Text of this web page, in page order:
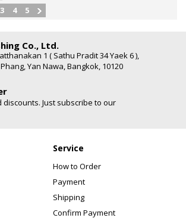
3 4 5
Co., Ltd.
1 ( Sathu Pradit 34 Yaek 6 ),
Yan Nawa, Bangkok, 10120
Just subscribe to our
Service
How to Order
Payment
Shipping
Confirm Payment